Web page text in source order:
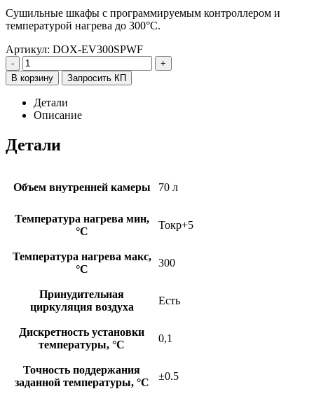
составляла
125
112
600.00 ₽.
Сушильные шкафы с программируемым контроллером и
температурой нагрева до 300°C.
Артикул: DOX-EV300SPWF
-
+
В корзину
Запросить КП
Детали
Описание
Детали
Объем внутренней камеры 70 л
Температура нагрева мин,
°C
Токр+5
Температура нагрева макс,
°C
300
Принудительная
циркуляция воздуха
Есть
Дискретность установки
температуры, °C
0,1
Точность поддержания
заданной температуры, °C
±0.5